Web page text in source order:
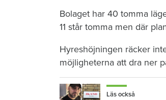
Bolaget har 40 tomma
11 står tomma men där
Hyreshöjningen räcker
möjligheterna att dra ner
Läs också